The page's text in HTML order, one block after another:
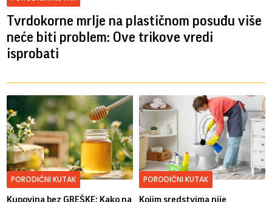
Tvrdokorne mrlje na plastičnom posuđu više
neće biti problem: Ove trikove vredi
isprobati
PORODIČNI KUTAK
Kupovina bez GREŠKE: Kako na
PORODIČNI KUTAK
Kojim sredstvima nije